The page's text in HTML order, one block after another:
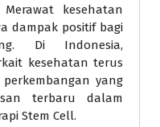
kesehatan
dampak positif bagi
Di Indonesia,
kesehatan terus
yang
terbaru dalam
Stem Cell.